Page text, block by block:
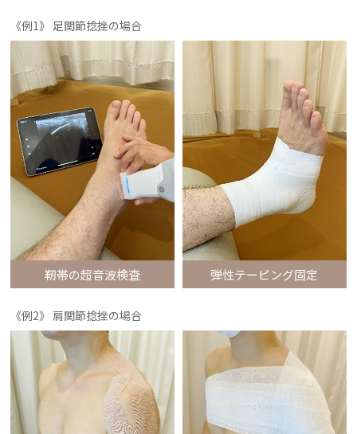
《例1》 足関節捻挫の場合
靭帯の超音波検査 弾性テーピング固定
《例2》 肩関節捻挫の場合